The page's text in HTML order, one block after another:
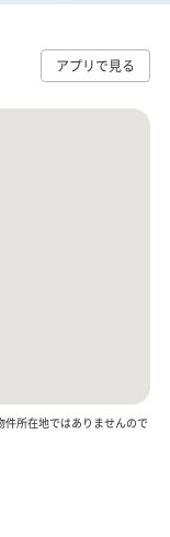
アプリで見る
所在地ではありませんので